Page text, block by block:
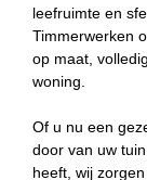
leefruimte en
Timmerwerken
op maat,
woning.
Of u nu een
door van uw
heeft, wij